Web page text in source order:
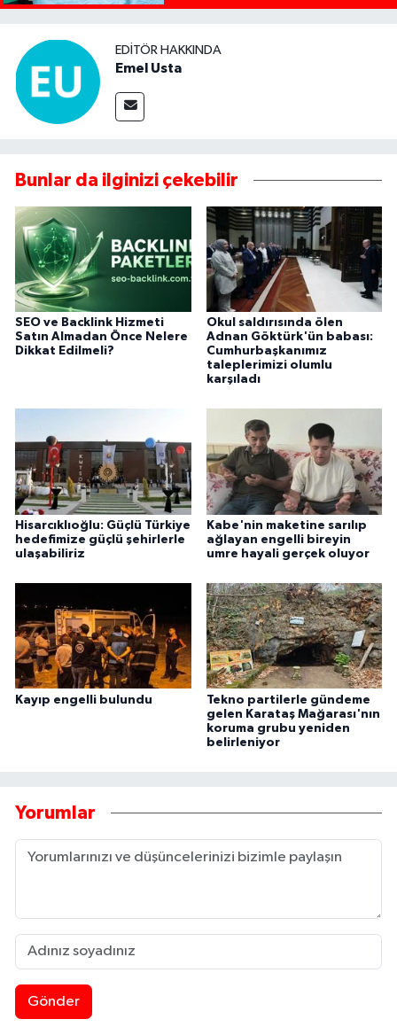
EDITÖR HAKKINDA
Emel Usta
Bunlar da ilginizi çekebilir
SEO ve Backlink Hizmeti
Satın Almadan Önce Nelere
Dikkat Edilmeli?
Okul saldırısında ölen
Adnan Göktürk'ün babası:
Cumhurbaşkanımız
taleplerimizi olumlu
karşıladı
Hisarcıklıoğlu: Güçlü Türkiye
hedefimize güçlü şehirlerle
ulaşabiliriz
Kabe'nin maketine sarılıp
ağlayan engelli bireyin
umre hayali gerçek oluyor
Kayıp engelli bulundu
Tekno partilerle gündeme
gelen Karataş Mağarası'nın
koruma grubu yeniden
belirleniyor
Yorumlar
Gönder